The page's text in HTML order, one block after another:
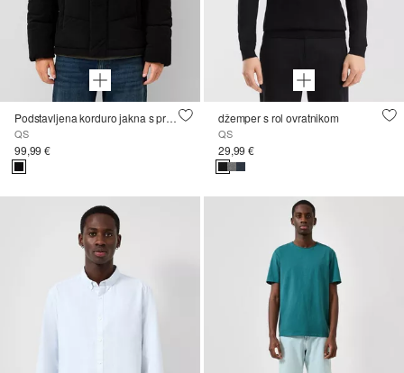
Podstavljena korduro jakna s prošivanjem
QS
99,99 €
džemper s rol ovratnikom
QS
29,99 €